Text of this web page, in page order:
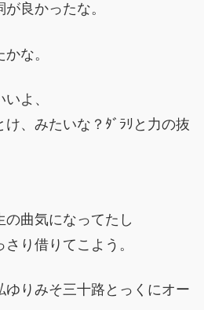
良かったな。
な。
よ、
け、みたいな？ﾀﾞﾗﾘと力の抜
曲気になってたし
り借りてこよう。
ゆりみそ三十路とっくにオー